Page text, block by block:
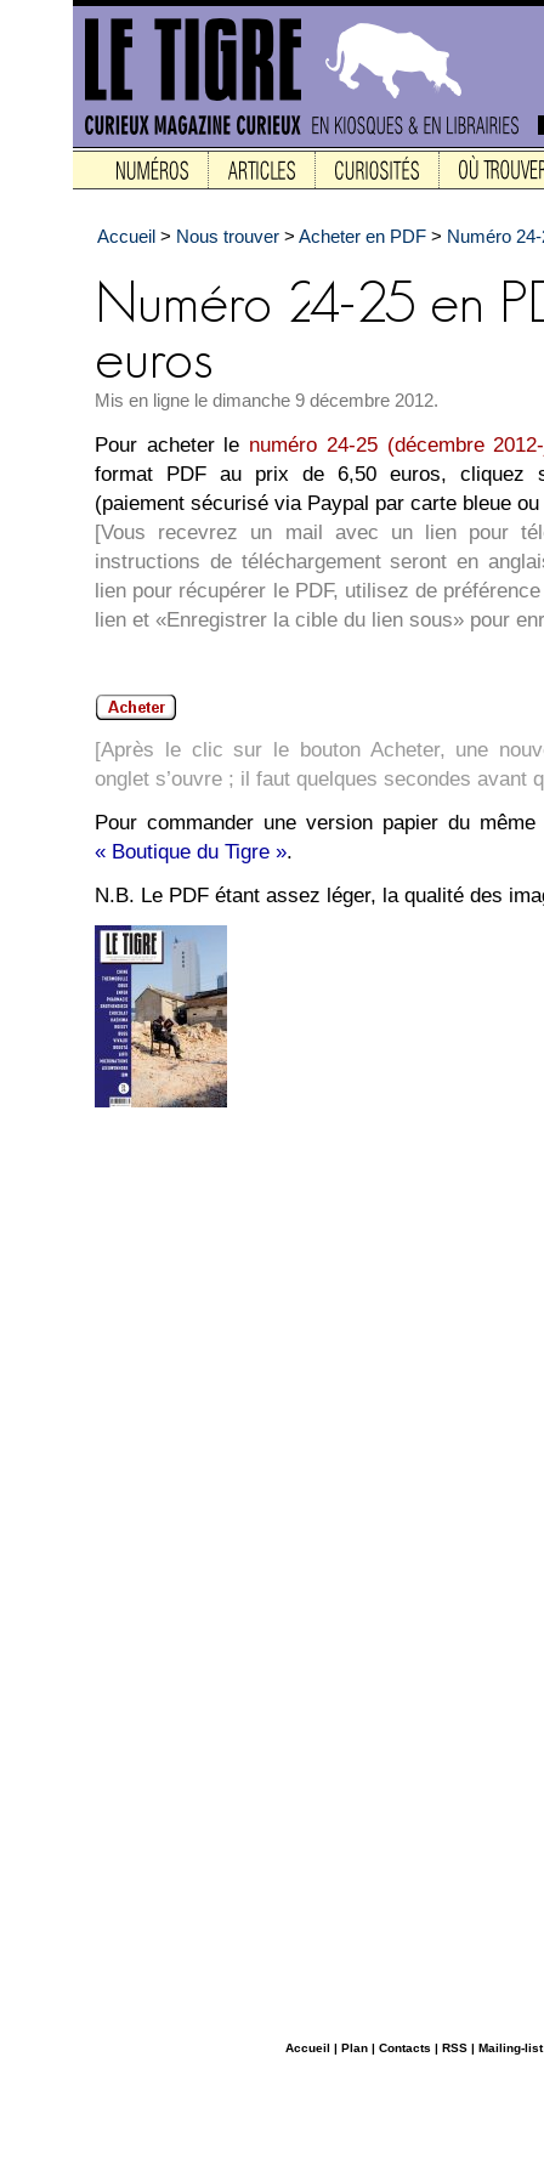
Accueil > Nous trouver > Acheter en PDF > Numéro
Mis en ligne le dimanche 9 décembre 2012.
Pour acheter le numéro 24-25 (décembre
format PDF au prix de 6,50 euros, cliquez
(paiement sécurisé via Paypal par carte bleue
[Vous recevrez un mail avec un lien pour
instructions de téléchargement seront en
lien pour récupérer le PDF, utilisez de
lien et «Enregistrer la cible du lien sous» pour
[Après le clic sur le bouton Acheter, une
onglet s’ouvre ; il faut quelques secondes avant
Pour commander une version papier du
« Boutique du Tigre ».
N.B. Le PDF étant assez léger, la qualité des
Accueil | Plan | Contacts | RSS | Mailing-list